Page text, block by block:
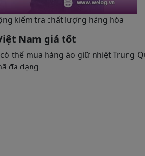
kiểm tra chất lượng hàng hóa
Nam giá tốt
thể mua hàng áo giữ nhiệt Trung
đa dạng.